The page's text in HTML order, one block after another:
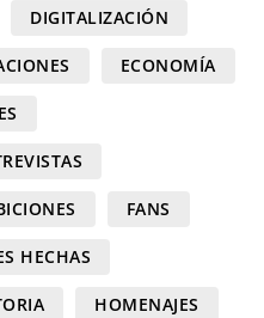
DIGITALIZACIÓN
ECONOMÍA
FANS
HECHAS
HOMENAJES